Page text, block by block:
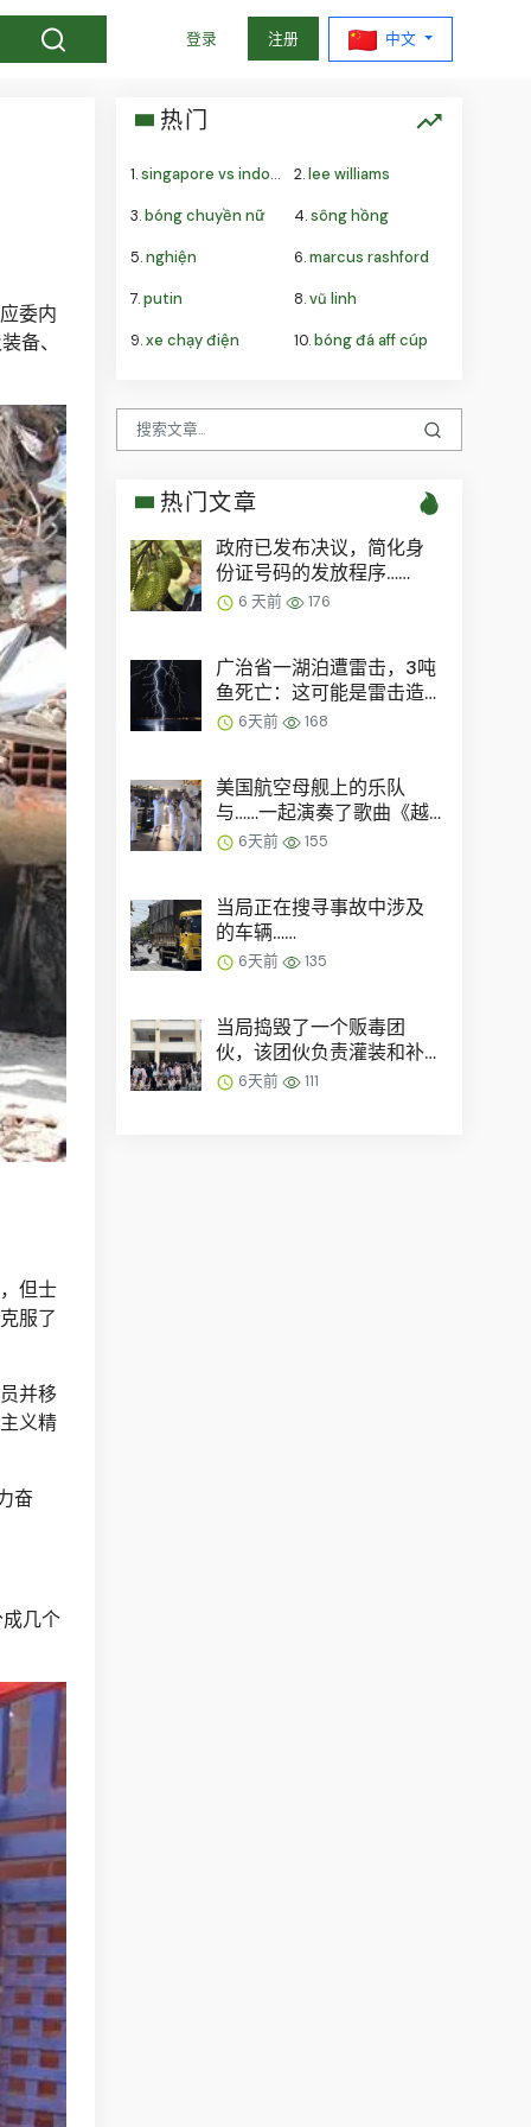
登录 注册 中文
委内
备、
但士
服了
并移
义精
奋
几个
热门
1.singapore vs indonesia 2.lee williams
3.bóng chuyền nữ 4.sông hồng
5.nghiện 6.marcus rashford
7.putin 8.vũ linh
9.xe chạy điện 10.bóng đá aff cúp
热门文章
政府已发布决议，简化身
份证号码的发放程序……
6 天前 176
广治省一湖泊遭雷击，3吨
鱼死亡：这可能是雷击造
成的……
6天前 168
美国航空母舰上的乐队
与……一起演奏了歌曲《越
南》。
6天前 155
当局正在搜寻事故中涉及
的车辆……
6天前 135
当局捣毁了一个贩毒团
伙，该团伙负责灌装和补
充含有毒品的冷藏舱……
6天前 111